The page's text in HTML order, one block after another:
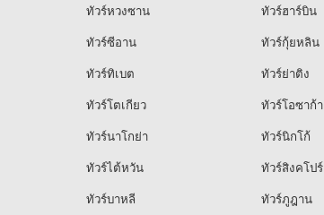
ทัวร์หวงซาน ทัวร์ฮาร์บิน
ทัวร์ซีอาน ทัวร์กุ้ยหลิน
ทัวร์ทิเบต ทัวร์ย่าติง
ทัวร์โตเกียว ทัวร์โอซาก้า
ทัวร์นาโกย่า ทัวร์นิกโก้
ทัวร์ไต้หวัน ทัวร์สิงคโปร์
ทัวร์บาหลี ทัวร์ภูฎาน